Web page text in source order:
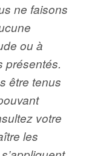
ne faisons
ou à
présentés.
être tenus
votre
les